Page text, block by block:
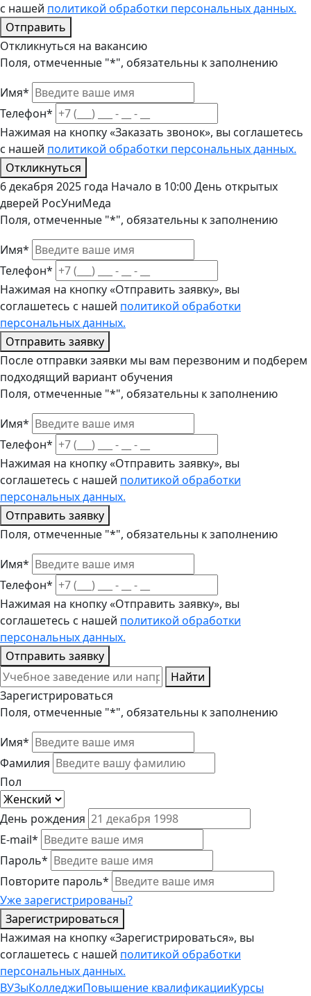
с нашей политикой обработки персональных данных.
Отправить
Откликнуться на вакансию
Поля, отмеченные "*", обязательны к заполнению
Имя*
Телефон*
Нажимая на кнопку «Заказать звонок», вы соглашетесь
с нашей политикой обработки персональных данных.
Откликнуться
6 декабря 2025 года Начало в 10:00 День открытых
дверей РосУниМеда
Поля, отмеченные "*", обязательны к заполнению
Имя*
Телефон*
Нажимая на кнопку «Отправить заявку», вы
соглашетесь с нашей политикой обработки
персональных данных.
Отправить заявку
После отправки заявки мы вам перезвоним и подберем
подходящий вариант обучения
Поля, отмеченные "*", обязательны к заполнению
Имя*
Телефон*
Нажимая на кнопку «Отправить заявку», вы
соглашетесь с нашей политикой обработки
персональных данных.
Отправить заявку
Поля, отмеченные "*", обязательны к заполнению
Имя*
Телефон*
Нажимая на кнопку «Отправить заявку», вы
соглашетесь с нашей политикой обработки
персональных данных.
Отправить заявку
Найти
Зарегистрироваться
Поля, отмеченные "*", обязательны к заполнению
Имя*
Фамилия
Пол
День рождения
E-mail*
Пароль*
Повторите пароль*
Уже зарегистрированы?
Зарегистрироваться
Нажимая на кнопку «Зарегистрироваться», вы
соглашетесь с нашей политикой обработки
персональных данных.
ВУЗыКолледжиПовышение квалификацииКурсы